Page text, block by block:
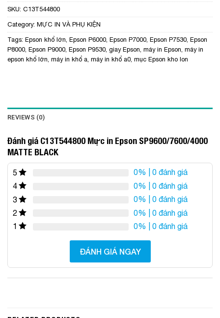
SKU: C13T544800
Category: MỰC IN VÀ PHỤ KIỆN
Tags: Epson khổ lớn Epson P6000 Epson P7000 Epson P7530 Epson
P8000 Epson P9000 Epson P9530 giay Epson máy in Epson máy in
epson khổ lớn máy in khổ a máy in khổ a0 mục Epson kho lon
REVIEWS (0)
Đánh giá C13T544800 Mực in Epson SP9600/7600/4000
MATTE BLACK
5 0% | 0 đánh giá
4
0% | 0 đánh giá
3
0% | 0 đánh giá
2
0% | 0 đánh giá
1
0% | 0 đánh giá
ĐÁNH GIÁ NGAY